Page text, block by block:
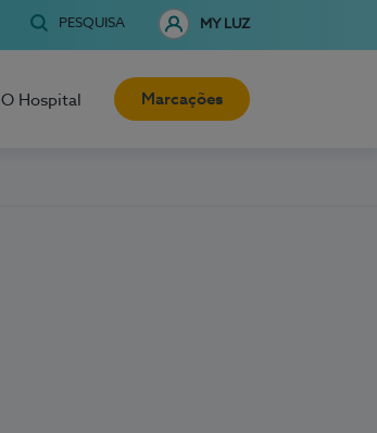
PESQUISA MY LUZ
O Hospital Marcações